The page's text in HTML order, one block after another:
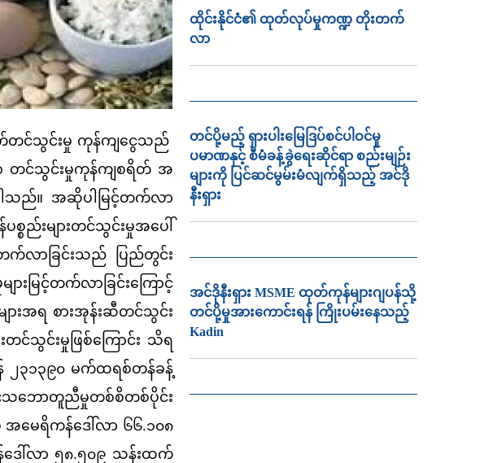
င်သွင်းမှု ကုန်ကျငွေသည်
တင်သွင်းမှုကုန်ကျစရိတ် အ
ါသည်။ အဆိုပါမြင့်တက်လာ
းများတင်သွင်းမှုအပေါ်
တက်လာခြင်းသည် ပြည်တွင်း
ြင့်တက်လာခြင်းကြောင့်
ားအရ စားအုန်းဆီတင်သွင်း
င်သွင်းမှုဖြစ်ကြောင်း သိရ
၂၃၁၃၉၀ မက်ထရစ်တန်ခန့်
သဘောတူညီမှုတစ်စိတစ်ပိုင်း
ေရိကန်ဒေါ်လာ ၆၆.၁၀၈
ေါ်လာ ၅၈.၅၀၉ သန်းထက်
ထိုင်းနိုင်ငံ၏ ထုတ်လုပ်မှုကဏ္ဍ တိုးတက်
လာ
တင်ပို့မည့် ရှားပါးမြေဒြပ်စင်ပါဝင်မှု
ပမာဏနှင့် စီမံခန့်ခွဲရေးဆိုင်ရာ စည်းမျဉ်း
များကို ပြင်ဆင်မွမ်းမံလျက်ရှိသည့် အင်ဒို
နီးရှား
အင်ဒိုနီးရှား MSME ထုတ်ကုန်များဂျပန်သို့
တင်ပို့မှုအားကောင်းရန် ကြိုးပမ်းနေသည့်
Kadin